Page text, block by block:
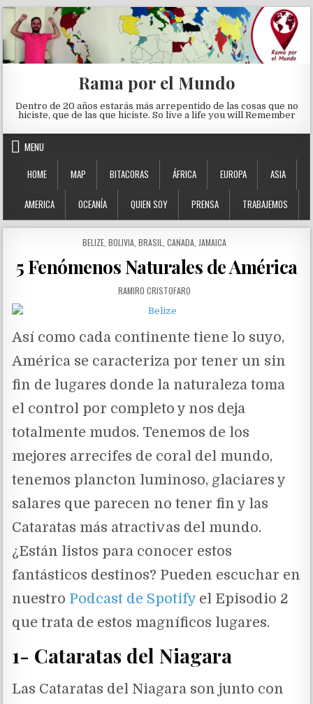
Skip to content
Rama por el Mundo
Dentro de 20 años estarás más arrepentido de las cosas que no
hiciste, que de las que hiciste. So live a life you will Remember
MENU
HOME
MAP BITACORAS ÁFRICA EUROPA ASIA
AMERICA OCEANÍA QUIEN SOY PRENSA TRABAJEMOS
POSTED IN
BELIZE, BOLIVIA, BRASIL CANADA, JAMAICA
5 Fenómenos Naturales de América
AUTHOR:
RAMIRO CRISTOFARO
Así como cada continente tiene lo suyo,
América se caracteriza por tener un sin
fin de lugares donde la naturaleza toma
el control por completo y nos deja
totalmente mudos. Tenemos de los
mejores arrecifes de coral del mundo,
tenemos plancton luminoso, glaciares y
salares que parecen no tener fin y las
Cataratas más atractivas del mundo.
¿Están listos para conocer estos
fantásticos destinos? Pueden escuchar en
nuestro Podcast de Spotify el Episodio 2
que trata de estos magníficos lugares.
1- Cataratas del Niagara
Las Cataratas del Niagara son junto con